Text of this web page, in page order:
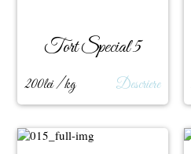
Tort Special 5
200lei / kg Descriere